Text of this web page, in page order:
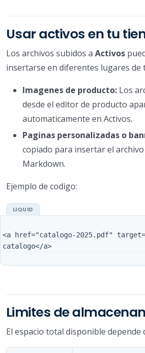
Usar activos en tu
Los archivos subidos a Activos
insertarse en diferentes lugares de
Imagenes de producto: Los
desde el editor de producto
automaticamente en Activos.
Paginas personalizadas o
copiado para insertar el
Markdown.
Ejemplo de codigo:
<a href="catalogo-2025.pdf"
Limites de
El espacio total disponible depende